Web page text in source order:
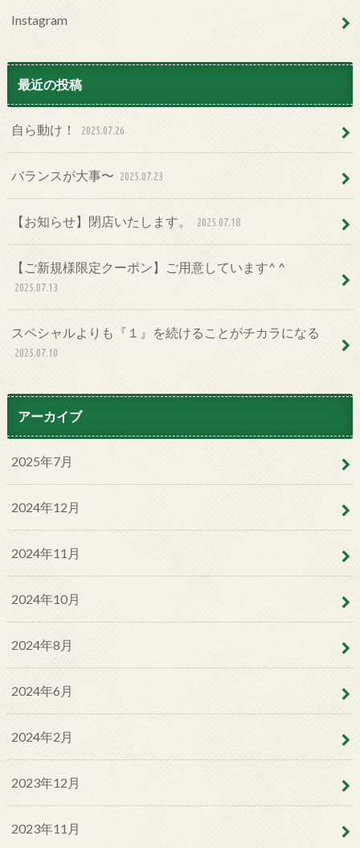
Instagram
最近の投稿
自ら動け！ 2025.07.26
バランスが大事〜 2025.07.23
【お知らせ】閉店いたします。 2025.07.18
【ご新規様限定クーポン】ご用意しています^ ^
2025.07.13
スペシャルよりも『１』を続けることがチカラになる
2025.07.10
アーカイブ
2025年7月
2024年12月
2024年11月
2024年10月
2024年8月
2024年6月
2024年2月
2023年12月
2023年11月